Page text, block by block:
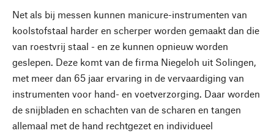
Net als bij messen kunnen manicure-instrumenten van
koolstofstaal harder en scherper worden gemaakt dan die
van roestvrij staal - en ze kunnen opnieuw worden
geslepen. Deze komt van de firma Niegeloh uit Solingen,
met meer dan 65 jaar ervaring in de vervaardiging van
instrumenten voor hand- en voetverzorging. Daar worden
de snijbladen en schachten van de scharen en tangen
allemaal met de hand rechtgezet en individueel